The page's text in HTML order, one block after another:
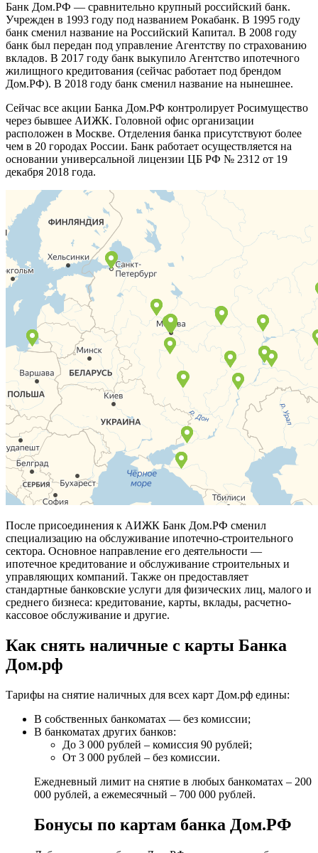
Банк Дом.РФ — сравнительно крупный российский банк.
Учрежден в 1993 году под названием Рокабанк. В 1995 году
банк сменил название на Российский Капитал. В 2008 году
банк был передан под управление Агентству по страхованию
вкладов. В 2017 году банк выкупило Агентство ипотечного
жилищного кредитования (сейчас работает под брендом
Дом.РФ). В 2018 году банк сменил название на нынешнее.
Сейчас все акции Банка Дом.РФ контролирует Росимущество
через бывшее АИЖК. Головной офис организации
расположен в Москве. Отделения банка присутствуют более
чем в 20 городах России. Банк работает осуществляется на
основании универсальной лицензии ЦБ РФ № 2312 от 19
декабря 2018 года.
После присоединения к АИЖК Банк Дом.РФ сменил
специализацию на обслуживание ипотечно-строительного
сектора. Основное направление его деятельности —
ипотечное кредитование и обслуживание строительных и
управляющих компаний. Также он предоставляет
стандартные банковские услуги для физических лиц, малого и
среднего бизнеса: кредитование, карты, вклады, расчетно-
кассовое обслуживание и другие.
Как снять наличные с карты Банка
Дом.рф
Тарифы на снятие наличных для всех карт Дом.рф едины:
В собственных банкоматах — без комиссии;
В банкоматах других банков:
До 3 000 рублей – комиссия 90 рублей;
От 3 000 рублей – без комиссии.
Ежедневный лимит на снятие в любых банкоматах – 200
000 рублей, а ежемесячный – 700 000 рублей.
Бонусы по картам банка Дом.РФ